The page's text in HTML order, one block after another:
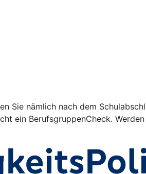
Sie nämlich nach dem
ein BerufsgruppenCheck.